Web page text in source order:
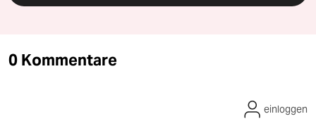
0 Kommentare
einloggen